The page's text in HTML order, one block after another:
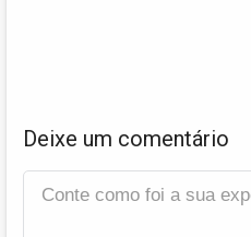
Deixe um comentário